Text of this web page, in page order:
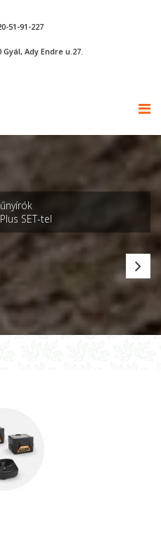
51-91-227
Gyál, Ady Endre u.27.
SET-tel